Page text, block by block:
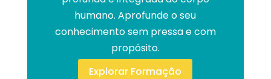
humano. Aprofunde o seu
conhecimento sem pressa e com
propósito.
Explorar Formação